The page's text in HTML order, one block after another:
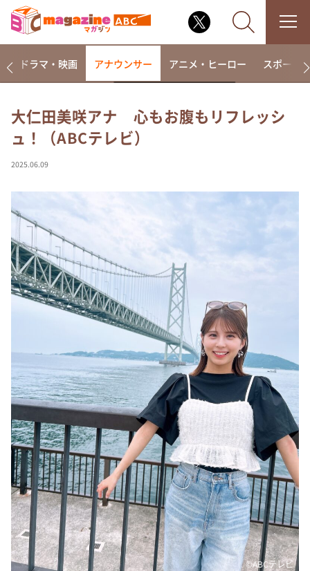
なるみ・岡村の過ぎるTV
相席食堂
～人生密着トークバラエティ！～ やすとものいたっ
て真剣です
探偵！ナイトスクープ
news おかえり
河合＆A.B.C-Z塚田×福井アナ「なんでやねん！？」
（news おかえり）
DAIGOも台所 ～きょうの献立 何にする？～
本日はダイアンなり！シーズン２
朝だ！生です旅サラダ
教えて！ニュースライブ 正義のミカタ
ＬＩＦＥ～夢のカタチ～
新婚さんいらっしゃい！
ポツンと一軒家
ザキ山小屋本館
ぺこぱのまるスポ
アナ回覧板
ドラマ・映画 アナウンサー アニメ・ヒーロー スポーツ
大仁田美咲アナ 心もお腹もリフレッシ
ュ！（ABCテレビ）
2025.06.09
©ABCテレビ